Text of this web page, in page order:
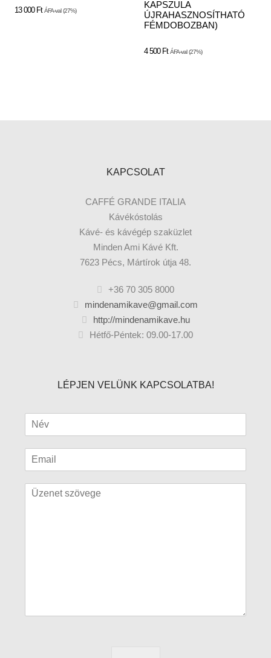
13 000 Ft ÁFA-val (27%)
KAPSZULA
ÚJRAHASZNOSÍTHATÓ
FÉMDOBOZBAN)
4 500 Ft ÁFA-val (27%)
KAPCSOLAT
CAFFÉ GRANDE ITALIA
Kávékóstolás
Kávé- és kávégép szaküzlet
Minden Ami Kávé Kft.
7623 Pécs, Mártírok útja 48.
+36 70 305 8000
mindenamikave@gmail.com
http://mindenamikave.hu
Hétfő-Péntek: 09.00-17.00
LÉPJEN VELÜNK KAPCSOLATBA!